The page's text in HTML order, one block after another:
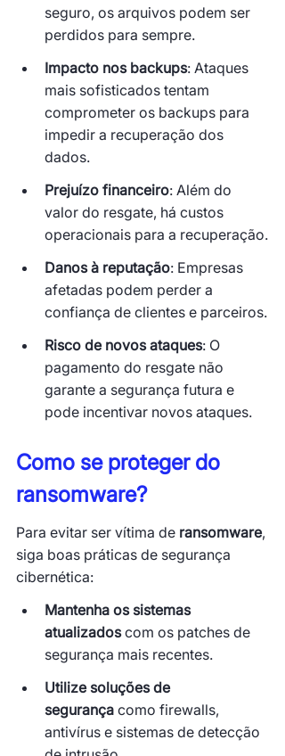
seguro, os arquivos podem ser
perdidos para sempre.
Impacto nos backups: Ataques
mais sofisticados tentam
comprometer os backups para
impedir a recuperação dos
dados.
Prejuízo financeiro: Além do
valor do resgate, há custos
operacionais para a recuperação.
Danos à reputação: Empresas
afetadas podem perder a
confiança de clientes e parceiros.
Risco de novos ataques: O
pagamento do resgate não
garante a segurança futura e
pode incentivar novos ataques.
Como se proteger do
ransomware?
Para evitar ser vítima de ransomware,
siga boas práticas de segurança
cibernética:
Mantenha os sistemas
atualizados com os patches de
segurança mais recentes.
Utilize soluções de
segurança como firewalls,
antivírus e sistemas de detecção